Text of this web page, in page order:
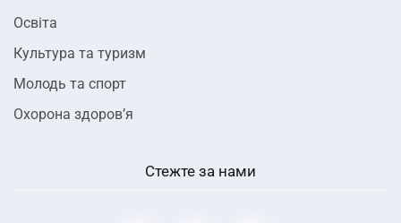
Освіта
Культура та туризм
Молодь та спорт
Охорона здоров’я
Стежте за нами